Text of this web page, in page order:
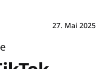
27. Mai 2025